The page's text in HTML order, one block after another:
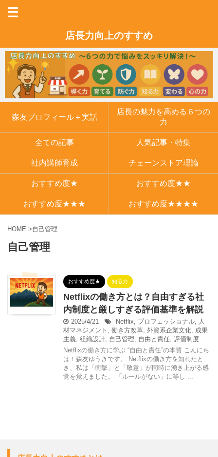
店長力向上のすすめ
森友プロフィール＋実話
店長の魅力を高める６つの
力
全ての記事 人気記事・特集
社内講師育成 チェーンストア理論
おすすめ度★ おすすめ度★★
おすすめ度★★★ おすすめ度★★★★
HOME >自己管理
自己管理
おすすめ度★ 知る力
Netflixの働き方とは？自由すぎる社
内制度と厳しすぎる評価基準を解説
2025/4/21 Netflix, プロフェッショナル, 人
材マネジメント , 働き方改革, 外資系企業文化, 成果
主義, 組織設計, 自己管理, 自由と責任, 評価制度
Netflixの働き方に学ぶ “自由と責任”の本質 こんにち
は！森友ゆうきです。 Netflixの働き方を知れたと
き、私は「衝撃」と「敬意」が同時に湧き上がる感
覚を覚えました。 「ルールがない」に等し ...